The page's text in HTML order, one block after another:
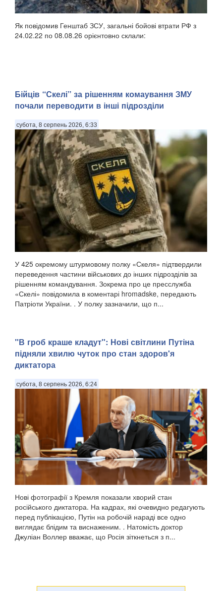
Як повідомив Генштаб ЗСУ, загальні бойові втрати РФ з
24.02.22 по 08.08.26 орієнтовно склали:
Бійців “Скелі” за рішенням комаування ЗМУ
почали переводити в інші підрозділи
субота, 8 серпень 2026, 6:33
У 425 окремому штурмовому полку «Скеля» підтвердили
переведення частини військових до інших підрозділів за
рішенням командування. Зокрема про це пресслужба
«Скелі» повідомила в коментарі hromadske, передають
Патріоти України. . У полку зазначили, що п...
"В гроб краше кладут": Нові світлини Путіна
підняли хвилю чуток про стан здоров'я
диктатора
субота, 8 серпень 2026, 6:24
Нові фотографії з Кремля показали хворий стан
російського диктатора. На кадрах, які очевидно редагують
перед публікацією, Путін на робочій нараді все одно
виглядає блідим та виснаженим. . Натомість доктор
Джуліан Воллер вважає, що Росія зіткнеться з п...